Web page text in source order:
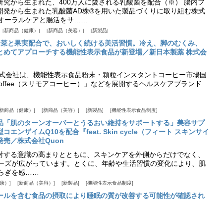
究から生まれた、400万人に愛される乳酸菌を配合（※） 腸内フ
発から生まれた乳酸菌AD株®を用いた製品づくりに取り組む株式
ーラルケアと腸活をサ……
新商品（健康） 新商品（美容） 新製品
と果実配合で、おいしく続ける美活習慣。冷え、脚のむくみ、
めてアプローチする機能性表示食品が新登場／新日本製薬 株式会
会社は、機能性表示食品粉末・顆粒インスタントコーヒー市場国
（スリモアコーヒー）」などを展開するヘルスケアブランド
商品（健康） 新商品（美容） 新製品 機能性表示食品制度
「肌のターンオーバーとうるおい維持をサポートする」美容サプ
コエンザイムQ10を配合『feat. Skin cycle（フィート スキンサイ
売／株式会社Quon
する意識の高まりとともに、スキンケアを外側からだけでなく、
ズが広がっています。とくに、年齢や生活習慣の変化により、肌
ぎを感……
） 新商品（美容） 新製品 機能性表示食品制度
ルを含む食品の摂取により睡眠の質が改善する可能性が確認され